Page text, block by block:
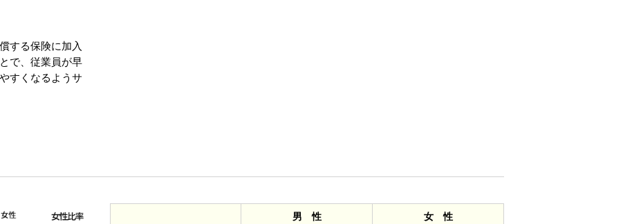
する保険に加入
で、従業員が早
すくなるようサ
男 性 女 性